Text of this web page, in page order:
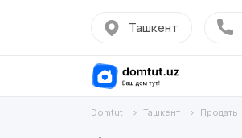
Ташкент
Domtut Ташкент Продать